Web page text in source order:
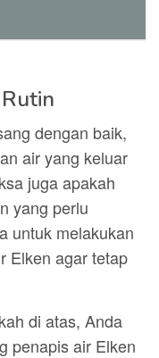
dengan baik,
air yang keluar
juga apakah
yang perlu
untuk melakukan
Elken agar tetap
di atas, Anda
penapis air Elken